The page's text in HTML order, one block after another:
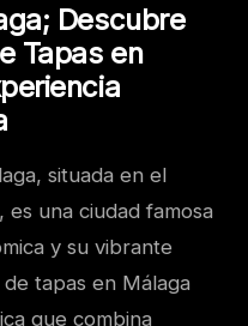
Descubre
Tapas en
situada en el
una ciudad famosa
y su vibrante
tapas en Málaga
que combina